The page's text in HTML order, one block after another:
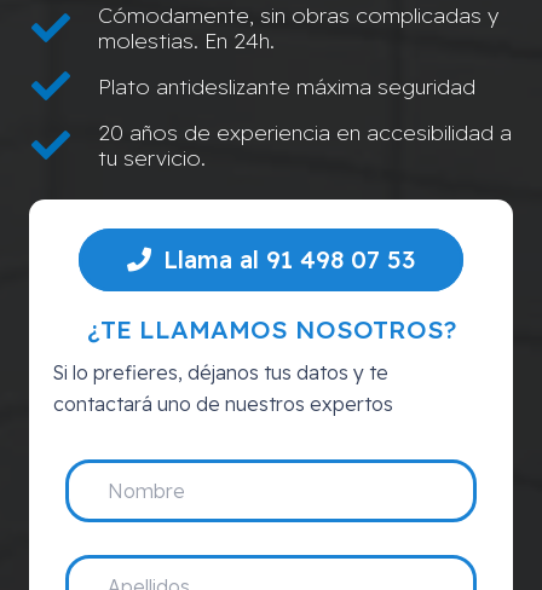
Cómodamente, sin obras complicadas y
molestias. En 24h.
Plato antideslizante máxima seguridad
20 años de experiencia en accesibilidad a
tu servicio.
Llama al 91 498 07 53
¿TE LLAMAMOS NOSOTROS?
Si lo prefieres, déjanos tus datos y te
contactará uno de nuestros expertos